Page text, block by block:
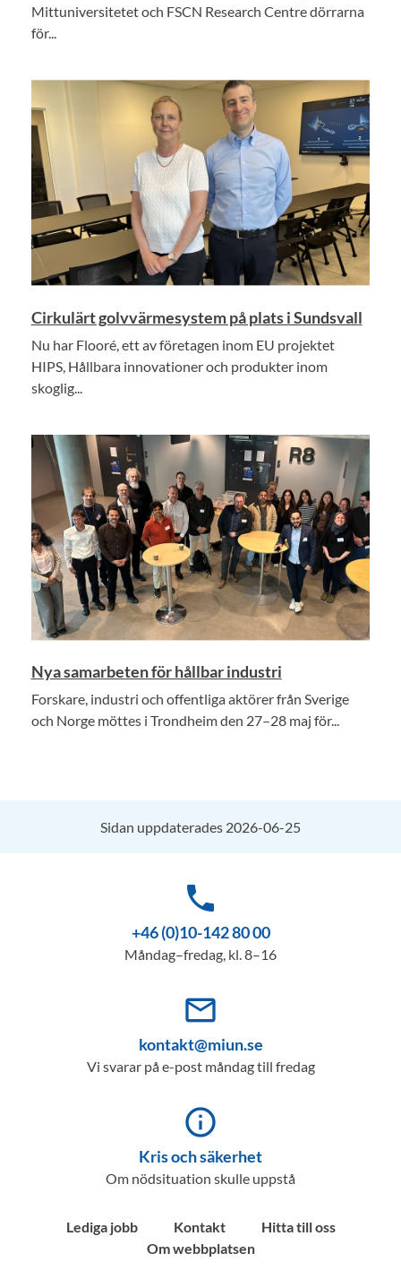
Mittuniversitetet och FSCN Research Centre dörrarna
för...
Cirkulärt golvvärmesystem på plats i Sundsvall
Nu har Flooré, ett av företagen inom EU projektet
HIPS, Hållbara innovationer och produkter inom
skoglig...
Nya samarbeten för hållbar industri
Forskare, industri och offentliga aktörer från Sverige
och Norge möttes i Trondheim den 27–28 maj för...
Sidan uppdaterades 2026-06-25
phone
+46 (0)10-142 80 00
Måndag–fredag, kl. 8–16
mail_outline
kontakt@miun.se
Vi svarar på e-post måndag till fredag
info_outline
Kris och säkerhet
Om nödsituation skulle uppstå
Lediga jobb Kontakt
Hitta till oss
Om webbplatsen